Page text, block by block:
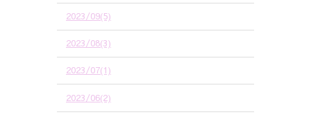
2023/09(5)
2023/08(3)
2023/07(1)
2023/06(2)